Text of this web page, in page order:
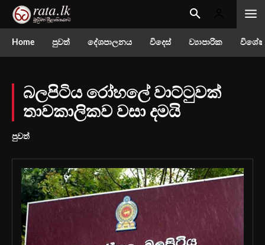
Home පුවත් දේශපාලනය විදෙස් ව්‍යාපාරික
බලපිටිය රෝහලේ වාට්ටුවක්
තාවකාලිකව වසා දමයි
පුවත්